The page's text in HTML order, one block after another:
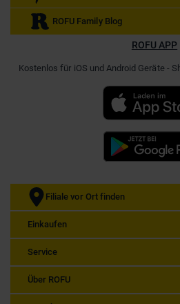
ROFU Family Blog
ROFU APP
Kostenlos für iOS und Android Geräte -
Filiale vor Ort finden
Einkaufen
Service
Über ROFU